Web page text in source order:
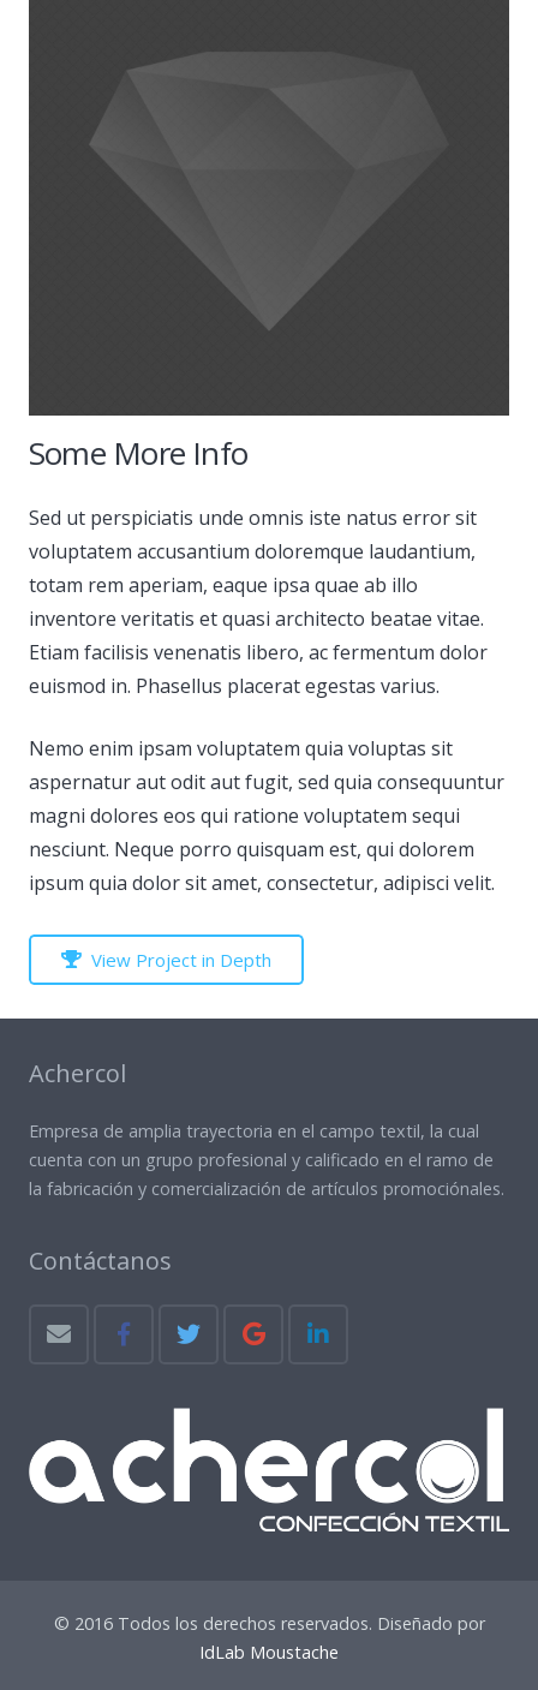
Some More Info
Sed ut perspiciatis unde omnis iste natus error sit
voluptatem accusantium doloremque laudantium,
totam rem aperiam, eaque ipsa quae ab illo
inventore veritatis et quasi architecto beatae vitae.
Etiam facilisis venenatis libero, ac fermentum dolor
euismod in. Phasellus placerat egestas varius.
Nemo enim ipsam voluptatem quia voluptas sit
aspernatur aut odit aut fugit, sed quia consequuntur
magni dolores eos qui ratione voluptatem sequi
nesciunt. Neque porro quisquam est, qui dolorem
ipsum quia dolor sit amet, consectetur, adipisci velit.
View Project in Depth
Achercol
Empresa de amplia trayectoria en el campo textil, la cual
cuenta con un grupo profesional y calificado en el ramo de
la fabricación y comercialización de artículos promociónales.
Contáctanos
© 2016 Todos los derechos reservados. Diseñado por
IdLab Moustache